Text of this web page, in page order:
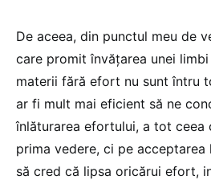
De aceea, din punctul meu de
care promit învăţarea unei
materii fără efort nu sunt întru
ar fi mult mai eficient să ne
înlăturarea efortului, a tot ceea
prima vedere, ci pe acceptarea
să cred că lipsa oricărui efort,